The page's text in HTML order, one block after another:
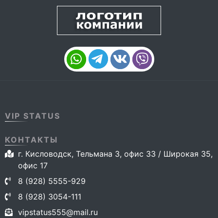
VIP STATUS
КОНТАКТЫ
г. Кисловодск, Тельмана 3, офис 33 / Широкая 35,
офис 17
8 (928) 5555-929
8 (928) 3054-111
vipstatus555@mail.ru